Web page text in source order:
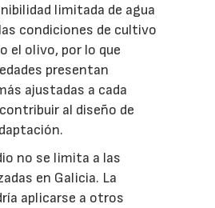
limitada de agua
condiciones de cultivo
el olivo, por lo que
presentan
ajustadas a cada
al diseño de
no se limita a las
en Galicia. La
aplicarse a otros